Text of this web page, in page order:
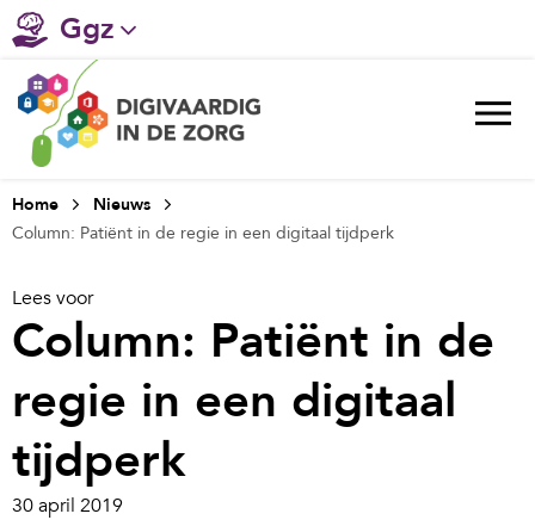
Ggz
Gehandicaptenzorg
Verpleeghuiszorg & Zorg thuis
Ziekenhuizen
Welzijn / sociaal werk
Home
Nieuws
Column: Patiënt in de regie in een digitaal tijdperk
Lees voor
Column: Patiënt in de
regie in een digitaal
tijdperk
30 april 2019